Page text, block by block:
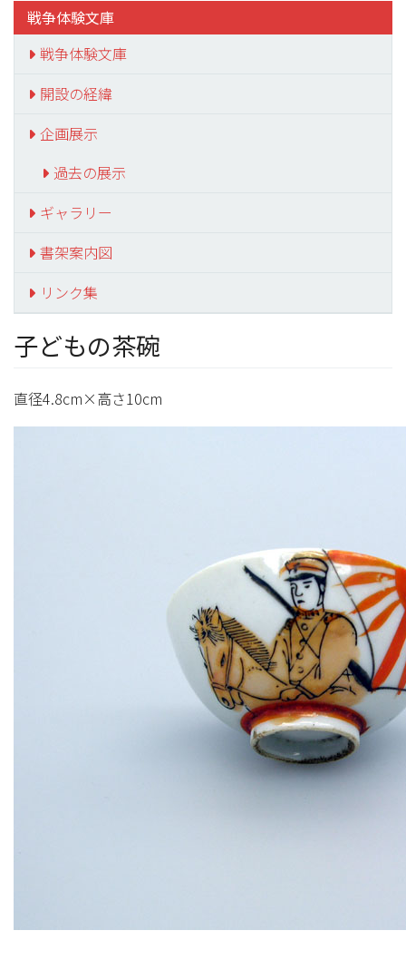
戦争体験文庫
戦争体験文庫
開設の経緯
企画展示
過去の展示
ギャラリー
書架案内図
リンク集
子どもの茶碗
直径4.8cm×高さ10cm